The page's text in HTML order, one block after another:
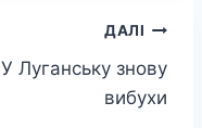
ДАЛІ
У Луганську знову
вибухи